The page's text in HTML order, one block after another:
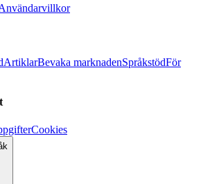
ArtiklarBevaka marknadenSpråkstödFör
Cookies